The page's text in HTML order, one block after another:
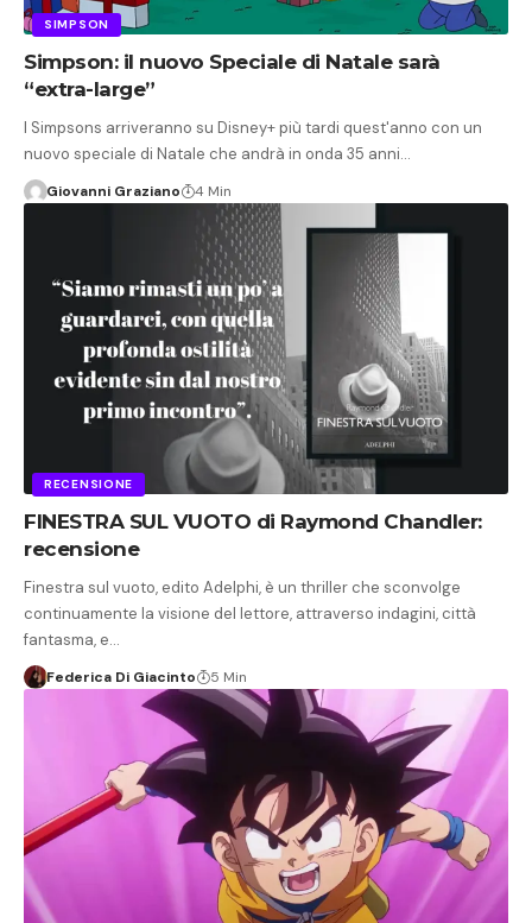
SIMPSON
Simpson: il nuovo Speciale di Natale sarà
“extra-large”
I Simpsons arriveranno su Disney+ più tardi quest'anno con un
nuovo speciale di Natale che andrà in onda 35 anni…
Giovanni Graziano 4 Min
RECENSIONE
FINESTRA SUL VUOTO di Raymond Chandler:
recensione
Finestra sul vuoto, edito Adelphi, è un thriller che sconvolge
continuamente la visione del lettore, attraverso indagini, città
fantasma, e…
Federica Di Giacinto 5 Min